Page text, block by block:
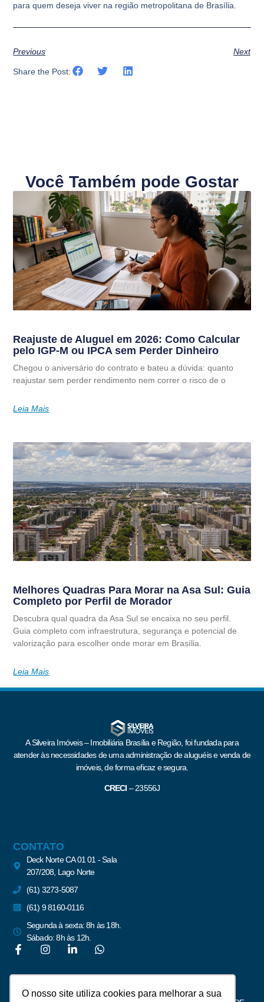
O nosso site utiliza cookies para melhorar a sua
para quem deseja viver na região metropolitana de Brasília.
Previous Next
Share the Post:
Você Também pode Gostar
Reajuste de Aluguel em 2026: Como Calcular
pelo IGP-M ou IPCA sem Perder Dinheiro
Chegou o aniversário do contrato e bateu a dúvida: quanto
reajustar sem perder rendimento nem correr o risco de o
Leia Mais
Melhores Quadras Para Morar na Asa Sul: Guia
Completo por Perfil de Morador
Descubra qual quadra da Asa Sul se encaixa no seu perfil.
Guia completo com infraestrutura, segurança e potencial de
valorização para escolher onde morar em Brasília.
Leia Mais
A Silveira Imóveis – Imobiliária Brasília e Região, foi fundada para
atender às necessidades de uma administração de aluguéis e venda de
imóveis, de forma eficaz e segura.
CRECI –23556J
CONTATO
Deck Norte CA 01 01 - Sala
207/208, Lago Norte
(61) 3273-5087
(61) 9 8160-0116
Segunda à sexta: 8h às 18h.
Sábado: 8h às 12h.
Newsletter